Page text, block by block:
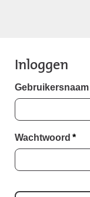
Inloggen
Gebruikersnaam
Wachtwoord *